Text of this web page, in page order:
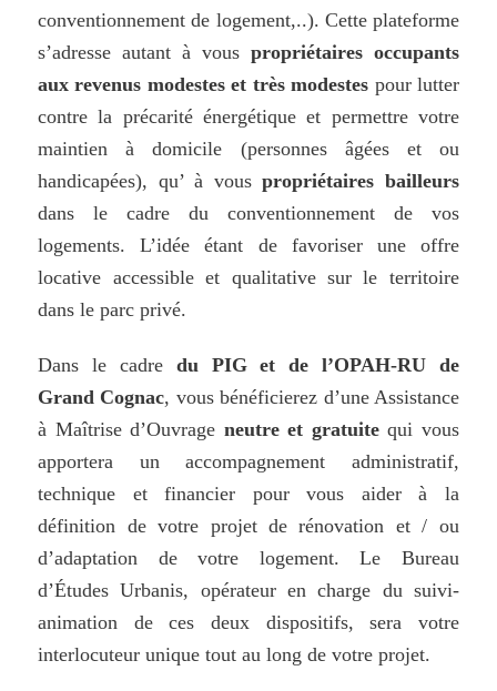
conventionnement de logement,..). Cette plateforme
s’adresse autant à vous propriétaires occupants
aux revenus modestes et très modestes pour lutter
contre la précarité énergétique et permettre votre
maintien à domicile (personnes âgées et ou
handicapées), qu’ à vouspropriétaires bailleurs
dans le cadre du conventionnement de vos
logements. L’idée étant de favoriser une offre
locative accessible et qualitative sur le territoire
dans le parc privé.
Dans le cadre du PIG et de l’OPAH-RU de
Grand Cognac, vous bénéficierez d’une Assistance
à Maîtrise d’Ouvrage neutre et gratuitequi vous
apportera un accompagnement administratif,
technique et financier pour vous aider à la
définition de votre projet de rénovation et / ou
d’adaptation de votre logement. Le Bureau
d’Études Urbanis, opérateur en charge du suivi-
animation de ces deux dispositifs, sera votre
interlocuteur unique tout au long de votre projet.